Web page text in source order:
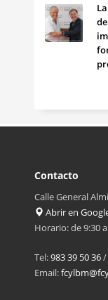
Contacto
Calle General
Abrir en
Horario: de 9:30
Tel:983 39 50 36/
Email: